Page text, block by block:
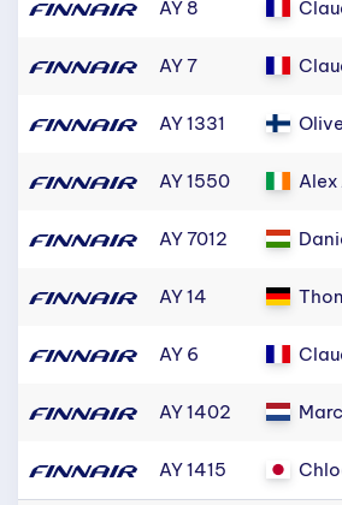
AY 8
AY 7
AY 1331
AY 1550 Alex
AY 7012
AY 14
AY 6
AY 1402
AY 1415